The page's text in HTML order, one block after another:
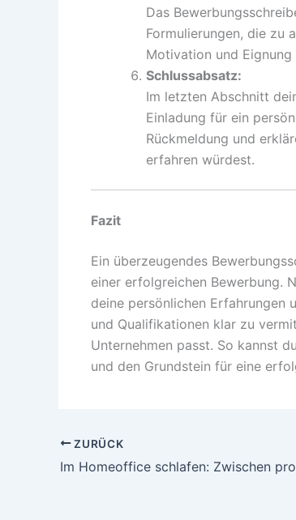
Das
Formulierungen, die zu
Motivation und
Schlussabsatz:
Im letzten Abschnitt
Einladung für ein
Rückmeldung und
erfahren würdest.
Fazit
Ein überzeugendes
einer erfolgreichen Bewerbung.
deine persönlichen Erfahrungen
und Qualifikationen klar zu
Unternehmen passt. So kannst
und den Grundstein für eine
ZURÜCK